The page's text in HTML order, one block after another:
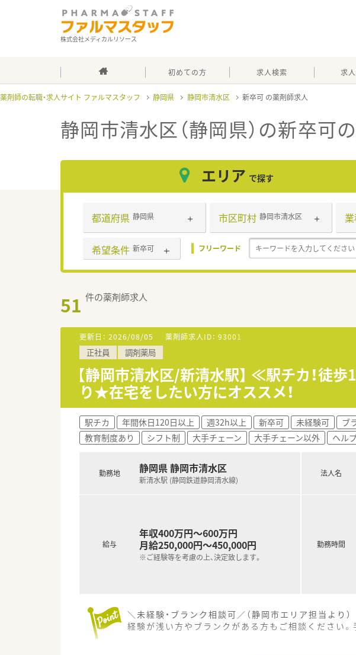
株式会社メディカルリソース
初めての方 求人検索 求
薬剤師の転職・求人サイト ファルマスタッフ 静岡県 静岡市清水区 新卒可
静岡市清水区（静岡県）の新卒可
エリア で探す
都道府県 静岡県 市区町村 静岡市清水区
希望条件 新卒可 フリーワード
51 件の薬剤師求人
更新日： 2026/08/05 薬剤師求人ID： 93001
正社員 調剤薬局
【静岡市清水区/新清水駅】 ≪駅チカ！徒
り★在宅をしたい方にオススメ！
駅チカ 年間休日120日以上 週32h以上 新卒可 未経験可 ブ
教育制度あり
シフト制 大手チェーン 大手チェーン以外 ヘル
勤務地 静岡県 静岡市清水区
新清水駅 (静岡鉄道静岡清水線)
給与
年収400万円～600万円
月給250,000円～450,000円
※ご経験等を考慮の上、決定致します。
法人名
勤務時間
＼未経験・ブランク相談可／（静岡市エリア担当より）
経験が浅い方やブランクがある方もご相談ください